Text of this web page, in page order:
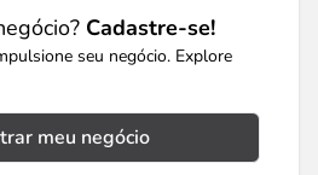
Cadastre-se!
seu negócio. Explore
meu negócio